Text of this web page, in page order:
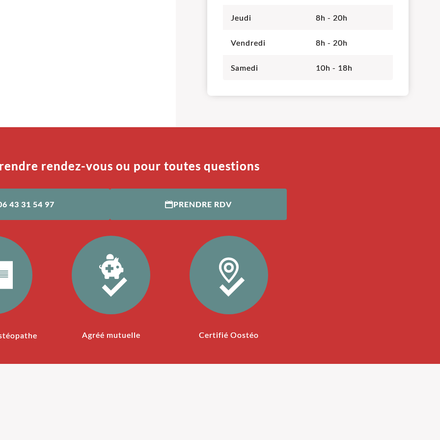
Jeudi 8h - 20h
Vendredi 8h - 20h
Samedi 10h - 18h
rendez-vous ou pour toutes questions
43 31 54 97 PRENDRE RDV
Agréé mutuelle Certifié Oostéo